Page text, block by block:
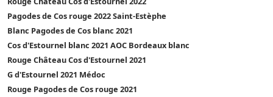
Pagodes de Cos rouge 2022 Saint-Estèphe
Blanc Pagodes de Cos blanc 2021
Cos d'Estournel blanc 2021 AOC Bordeaux blanc
Rouge Château Cos d'Estournel 2021
G d'Estournel 2021 Médoc
Rouge Pagodes de Cos rouge 2021